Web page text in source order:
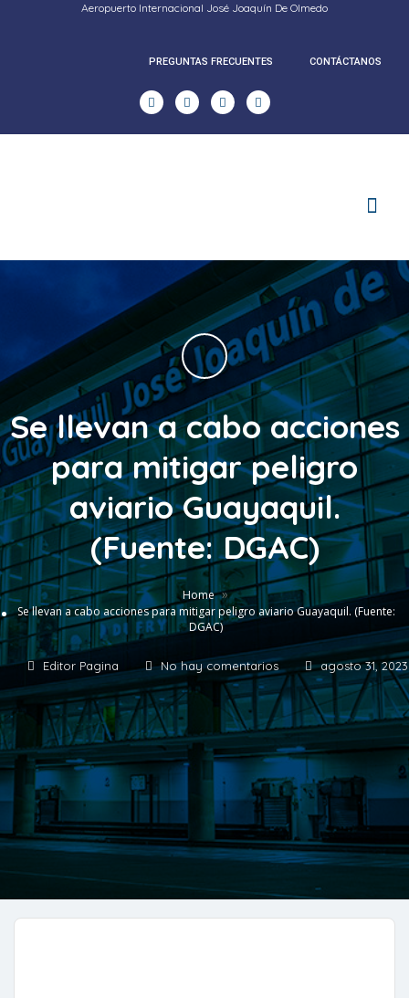
Aeropuerto Internacional José Joaquín De Olmedo
PREGUNTAS FRECUENTES CONTÁCTANOS
Se llevan a cabo acciones
para mitigar peligro
aviario Guayaquil.
(Fuente: DGAC)
Home »
Se llevan a cabo acciones para mitigar peligro aviario Guayaquil. (Fuente:
DGAC)
Editor Pagina No hay comentarios agosto 31, 2023